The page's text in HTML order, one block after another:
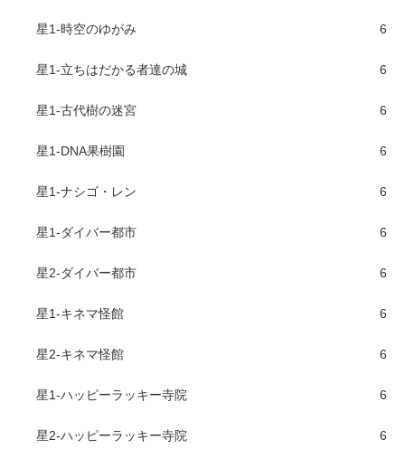
星1-時空のゆがみ 6
星1-立ちはだかる者達の城 6
星1-古代樹の迷宮 6
星1-DNA果樹園 6
星1-ナシゴ・レン 6
星1-ダイバー都市 6
星2-ダイバー都市 6
星1-キネマ怪館 6
星2-キネマ怪館 6
星1-ハッピーラッキー寺院 6
星2-ハッピーラッキー寺院 6